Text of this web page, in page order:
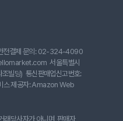
전결제 문의: 02-324-4090
서울특별시
조빌딩) 통신판매업신고번호:
스 제공자: Amazon Web
래당사자가 아니며, 판매자